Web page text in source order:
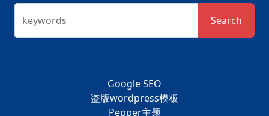
keywords Search
Google SEO
盗版wordpress模板
Pepper主题